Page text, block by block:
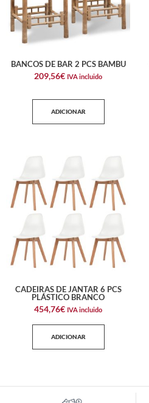
BANCOS DE BAR 2 PCS BAMBU
209,56€ IVA incluido
ADICIONAR
CADEIRAS DE JANTAR 6 PCS
PLÁSTICO BRANCO
454,76€ IVA incluido
ADICIONAR